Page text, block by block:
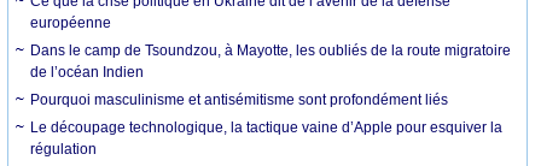
européenne
Dans le camp de Tsoundzou, à Mayotte, les oubliés de la route migratoire
de l’océan Indien
Pourquoi masculinisme et antisémitisme sont profondément liés
Le découpage technologique, la tactique vaine d’Apple pour esquiver la
régulation